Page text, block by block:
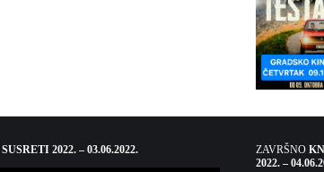
SUSRETI 2022. – 03.06.2022. ZAVRŠNO
2022. –